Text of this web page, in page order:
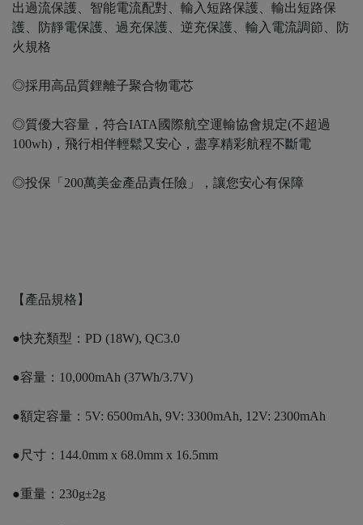
出過流保護、智能電流配對、輸入短路保護、輸出短路保
護、防靜電保護、過充保護、逆充保護、輸入電流調節、防
火規格
◎採用高品質鋰離子聚合物電芯
◎質優大容量，符合IATA國際航空運輸協會規定(不超過
100wh)，飛行相伴輕鬆又安心，盡享精彩航程不斷電
◎投保「200萬美金產品責任險」，讓您安心有保障
【產品規格】
●快充類型：PD (18W), QC3.0
●容量：10,000mAh (37Wh/3.7V)
●額定容量：5V: 6500mAh, 9V: 3300mAh, 12V: 2300mAh
●尺寸：144.0mm x 68.0mm x 16.5mm
●重量：230g±2g